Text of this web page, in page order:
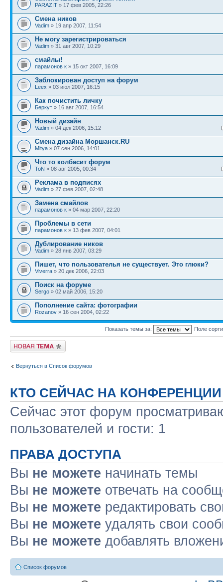
PARAZIT » 17 фев 2005, 22:26
Смена ников
Vadim » 19 апр 2007, 11:54
Не могу зарегистрироваться
Vadim » 31 авг 2007, 10:29
смайлы!
парамонов к » 15 окт 2007, 16:09
Заблокирован доступ на форум
Leex » 03 июл 2007, 16:15
Как почистить личку
Беркут » 16 авг 2007, 16:54
Новый дизайн
Vadim » 04 дек 2006, 15:12
Смена дизайна Моршанск.RU
Mitya » 07 сен 2006, 14:01
Что то колбасит форум
ToN » 08 авг 2005, 00:34
Реклама в подписях
Vadim » 27 фев 2007, 02:48
Замена смайлов
парамонов к » 04 мар 2007, 22:20
Проблемы в сети
парамонов к » 13 фев 2007, 04:01
Дублирование ников
Vadim » 28 янв 2007, 03:29
Пишет, что пользователья не существует. Это глюки?
Viverra » 20 дек 2006, 22:03
Поиск на форуме
Sergo » 02 май 2006, 15:20
Пополнение сайта: фотографии
Rozanov » 16 сен 2004, 02:22
Показать темы за: Поле
Новая тема
Вернуться в Список форумов
КТО СЕЙЧАС НА КОНФЕРЕНЦИИ
Сейчас этот форум
пользователей и гости: 1
ПРАВА ДОСТУПА
Вы не можете начинать темы
Вы не можете отвечать на
Вы не можете редактировать
Вы не можете удалять свои
Вы не можете добавлять
Список форумов